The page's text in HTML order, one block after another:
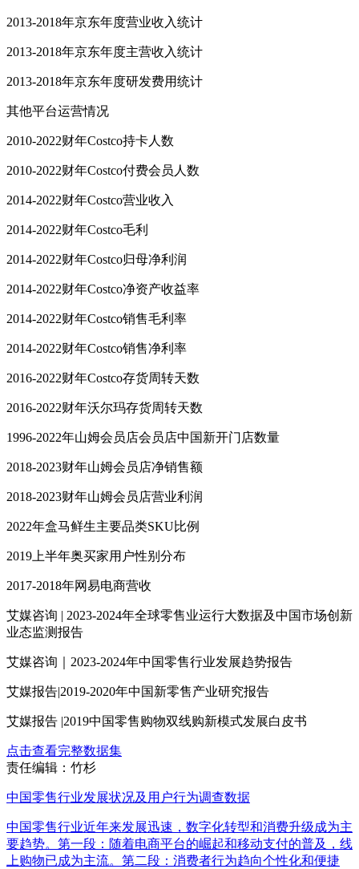
2013-2018年京东年度营业收入统计
2013-2018年京东年度主营收入统计
2013-2018年京东年度研发费用统计
其他平台运营情况
2010-2022财年Costco持卡人数
2010-2022财年Costco付费会员人数
2014-2022财年Costco营业收入
2014-2022财年Costco毛利
2014-2022财年Costco归母净利润
2014-2022财年Costco净资产收益率
2014-2022财年Costco销售毛利率
2014-2022财年Costco销售净利率
2016-2022财年Costco存货周转天数
2016-2022财年沃尔玛存货周转天数
1996-2022年山姆会员店会员店中国新开门店数量
2018-2023财年山姆会员店净销售额
2018-2023财年山姆会员店营业利润
2022年盒马鲜生主要品类SKU比例
2019上半年奥买家用户性别分布
2017-2018年网易电商营收
艾媒咨询 | 2023-2024年全球零售业运行大数据及中国市场创新
业态监测报告
艾媒咨询｜2023-2024年中国零售行业发展趋势报告
艾媒报告|2019-2020年中国新零售产业研究报告
艾媒报告 |2019中国零售购物双线购新模式发展白皮书
点击查看完整数据集
责任编辑：竹杉
中国零售行业发展状况及用户行为调查数据
中国零售行业近年来发展迅速，数字化转型和消费升级成为主
要趋势。第一段：随着电商平台的崛起和移动支付的普及，线
上购物已成为主流。第二段：消费者行为趋向个性化和便捷